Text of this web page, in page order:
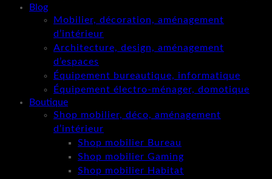
Blog
Mobilier, décoration, aménagement
d’intérieur
Architecture, design, aménagement
d’espaces
Équipement bureautique, informatique
Équipement électro-ménager, domotique
Boutique
Shop mobilier, déco, aménagement
d’intérieur
Shop mobilier Bureau
Shop mobilier Gaming
Shop mobilier Habitat